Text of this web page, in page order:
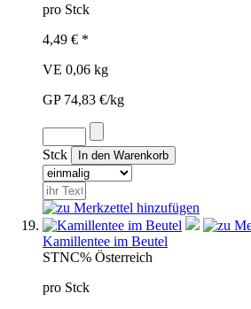
pro Stck
4,49 € *
VE 0,06 kg
GP 74,83 €/kg
Stck
Kamillentee im Beutel
STNC% Österreich
pro Stck